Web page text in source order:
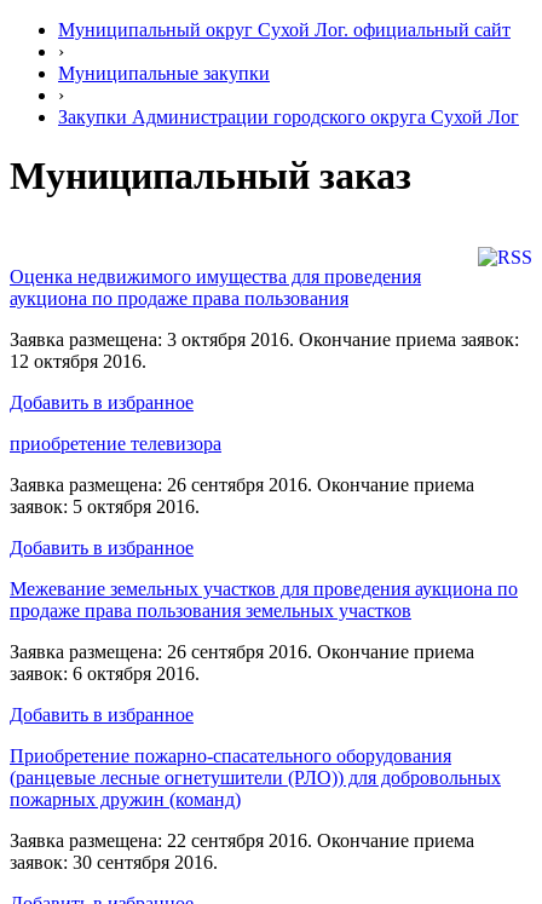
Муниципальный округ Сухой Лог. официальный сайт
›
Муниципальные закупки
›
Закупки Администрации городского округа Сухой Лог
Муниципальный заказ
Оценка недвижимого имущества для проведения
аукциона по продаже права пользования
Заявка размещена: 3 октября 2016. Окончание приема заявок:
12 октября 2016.
Добавить в избранное
приобретение телевизора
Заявка размещена: 26 сентября 2016. Окончание приема
заявок: 5 октября 2016.
Добавить в избранное
Межевание земельных участков для проведения аукциона по
продаже права пользования земельных участков
Заявка размещена: 26 сентября 2016. Окончание приема
заявок: 6 октября 2016.
Добавить в избранное
Приобретение пожарно-спасательного оборудования
(ранцевые лесные огнетушители (РЛО)) для добровольных
пожарных дружин (команд)
Заявка размещена: 22 сентября 2016. Окончание приема
заявок: 30 сентября 2016.